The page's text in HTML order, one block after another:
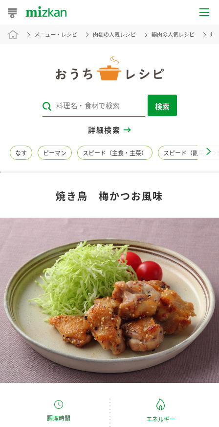
おうちレシピ
レシピカテゴリ一覧
レシピ名特集
商品情報
酢 調味酢
お酢ドリンク ぽん酢
みりん風・料理酒 鍋用調味料
つゆ たれ
スープ 中華
新商品一覧
キャンペーン情報
ブランド・スペシャルサイト
ブランド・スペシャルサイト トップ
商品ブランドサイト
Fibee（ファイビー）
くらしプラ酢
カンタン酢
お酢ドリンク
企業情報
国内事業概要
企業理念
ミツカンを知る
メニュー・レシピ 肉類の人気レシピ 鶏肉の人気レシピ 焼
検索
詳細検索
なす ピーマン スピード（主食・主菜） スピード（副菜・つ
焼き鳥 梅かつお風味
調理時間 エネルギー